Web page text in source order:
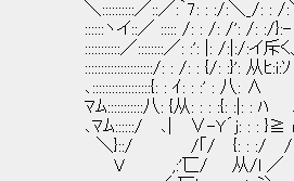
＼::::::::::／::／:｀7: : :/:＼_/:
::::::ヽイ::／ ::::: /: : /: /': /: :/}:-
:::::::::::／::::::::／: :': |: /:|:/:イ斥く
:::::::::::::::::::::/: : /: : {/: :}': 从ﾋ:i:ｿ
､::::::::::::::::::{: : ｲ: : :' : 八:
ﾏﾑ:::::::::::八: {从: : : :{: :|: : ﾊ
､ﾏﾑ::::::/ ､| ∨-Y´j: : : }≧ r
＼}::/ /｢/ {: : :/ / /ｨ^
V ,:'匸/ 从/l ／ /ム｀